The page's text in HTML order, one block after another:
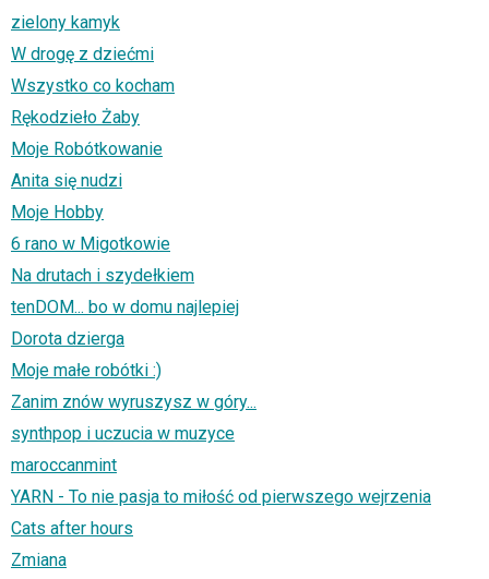
zielony kamyk
W drogę z dziećmi
Wszystko co kocham
Rękodzieło Żaby
Moje Robótkowanie
Anita się nudzi
Moje Hobby
6 rano w Migotkowie
Na drutach i szydełkiem
tenDOM... bo w domu najlepiej
Dorota dzierga
Moje małe robótki :)
Zanim znów wyruszysz w góry...
synthpop i uczucia w muzyce
maroccanmint
YARN - To nie pasja to miłość od pierwszego wejrzenia
Cats after hours
Zmiana